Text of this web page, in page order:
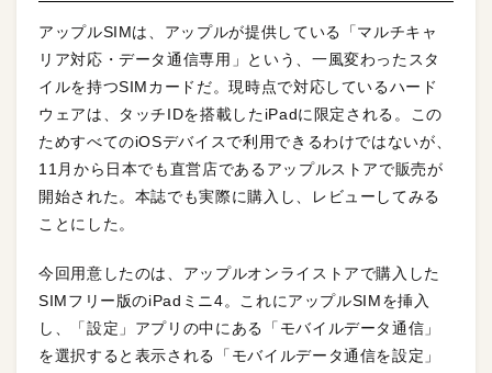
アップルSIMは、アップルが提供している「マルチキャ
リア対応・データ通信専用」という、一風変わったスタ
イルを持つSIMカードだ。現時点で対応しているハード
ウェアは、タッチIDを搭載したiPadに限定される。この
ためすべてのiOSデバイスで利用できるわけではないが、
11月から日本でも直営店であるアップルストアで販売が
開始された。本誌でも実際に購入し、レビューしてみる
ことにした。
今回用意したのは、アップルオンライストアで購入した
SIMフリー版のiPadミニ4。これにアップルSIMを挿入
し、「設定」アプリの中にある「モバイルデータ通信」
を選択すると表示される「モバイルデータ通信を設定」